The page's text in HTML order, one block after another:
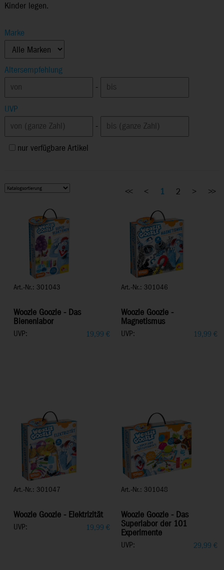
Kinder legen.
Marke
Altersempfehlung
-
UVP
-
nur verfügbare Artikel
Art.-Nr.: 301043
Woozle Goozle - Das
Bienenlabor
UVP: 19,99 €
Art.-Nr.: 301046
Woozle Goozle -
Magnetismus
UVP: 19,99 €
Art.-Nr.: 301047
Woozle Goozle - Elektrizität
UVP: 19,99 €
Art.-Nr.: 301048
Woozle Goozle - Das
Superlabor der 101
Experimente
UVP: 29,99 €
<< < 1 2 > >>